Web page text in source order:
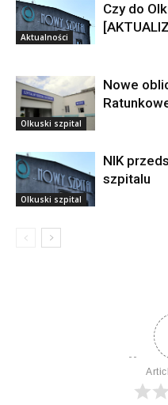
Aktualności
Czy do
Olkuski szpital
Nowe
Olkuski szpital
NIK
szpitalu